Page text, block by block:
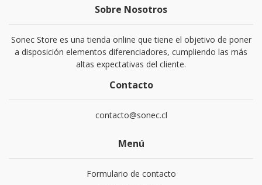
Sobre Nosotros
Sonec Store es una tienda online que tiene el objetivo de poner
a disposición elementos diferenciadores, cumpliendo las más
altas expectativas del cliente.
Contacto
contacto@sonec.cl
Menú
Formulario de contacto